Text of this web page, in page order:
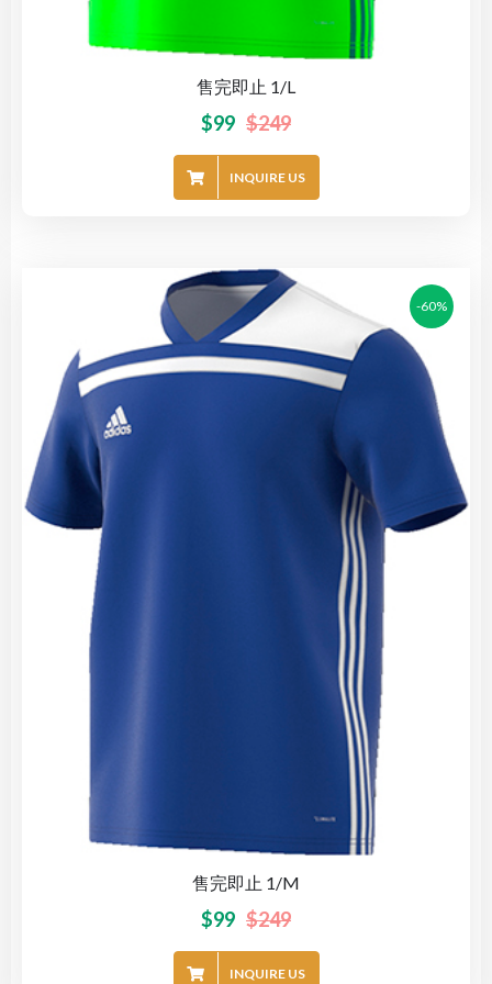
售完即止 1/L
$249
$99
INQUIRE US
-60%
售完即止 1/M
$249
$99
INQUIRE US